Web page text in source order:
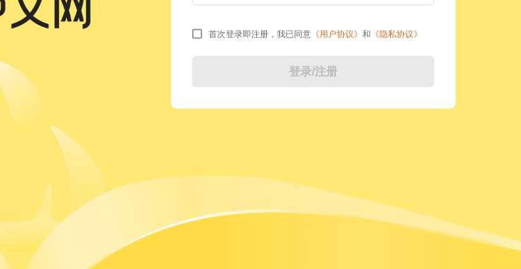
首次登录即注册，我已同意 《用户协议》 和 《隐私协议》
登录/注册